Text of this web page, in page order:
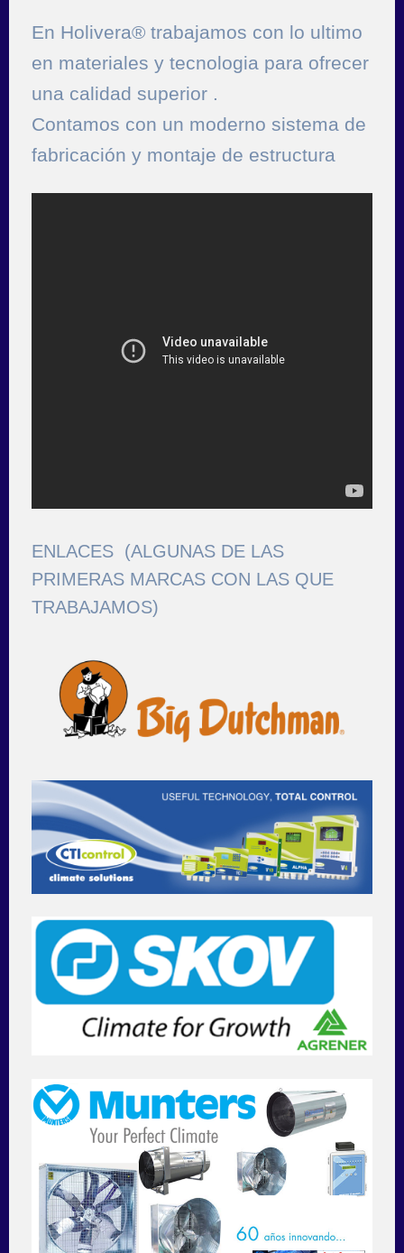
En Holivera® trabajamos con lo ultimo
en materiales y tecnologia para ofrecer
una calidad superior .
Contamos con un moderno sistema de
fabricación y montaje de estructura
ENLACES (ALGUNAS DE LAS
PRIMERAS MARCAS CON LAS QUE
TRABAJAMOS)